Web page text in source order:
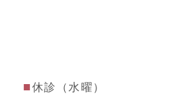
■休診（水曜）